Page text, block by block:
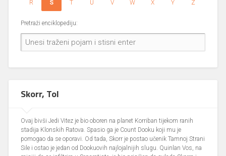
R S T U V W X Y Z
Pretraži enciklopediju:
Skorr, Tol
Ovaj bivši Jedi Vitez je bio oboren na planet Korriban tijekom ranih
stadija Klonskih Ratova. Spasio ga je Count Dooku koji mu je
pomogao da se oporavi. Od tada, Skorr je postao učenik Tamnoj Strani
Sile i ostao je jedan od Dookuovih najlojalnijih slugu. Quinlan Vos, na